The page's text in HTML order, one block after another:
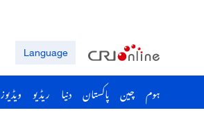
Language
ہوم چین پاکستان دنیا ریڈیو ویڈیوز